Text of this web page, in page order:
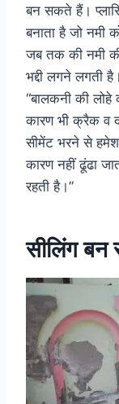
बन सकते हैं।
बनाता है जो
जब तक की नमी
भद्दी लगने लगती
“बालकनी की
कारण भी क्रैक व
सीमेंट भरने से
कारण नहीं ढूंढा
रहती है।”
सीलिंग बन